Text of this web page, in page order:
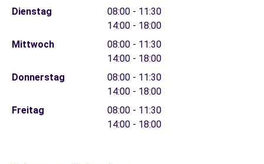
Dienstag
08:00 - 11:30
14:00 - 18:00
Mittwoch
08:00 - 11:30
14:00 - 18:00
Donnerstag
08:00 - 11:30
14:00 - 18:00
Freitag
08:00 - 11:30
14:00 - 18:00